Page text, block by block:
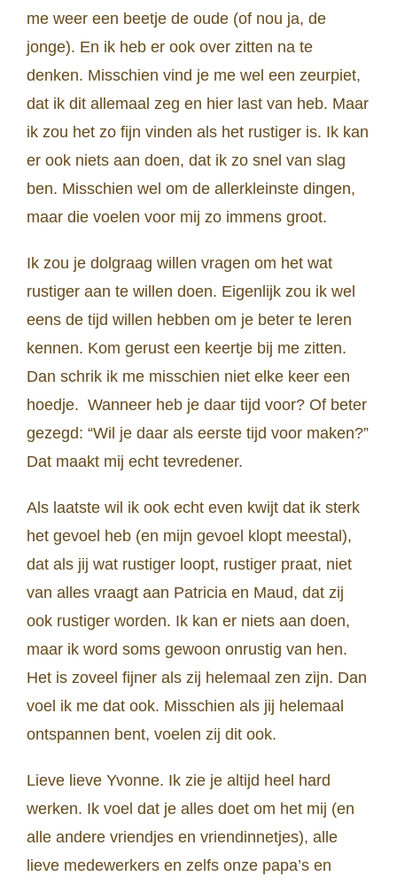
me weer een beetje de oude (of nou ja, de
jonge). En ik heb er ook over zitten na te
denken. Misschien vind je me wel een zeurpiet,
dat ik dit allemaal zeg en hier last van heb. Maar
ik zou het zo fijn vinden als het rustiger is. Ik kan
er ook niets aan doen, dat ik zo snel van slag
ben. Misschien wel om de allerkleinste dingen,
maar die voelen voor mij zo immens groot.
Ik zou je dolgraag willen vragen om het wat
rustiger aan te willen doen. Eigenlijk zou ik wel
eens de tijd willen hebben om je beter te leren
kennen. Kom gerust een keertje bij me zitten.
Dan schrik ik me misschien niet elke keer een
hoedje. Wanneer heb je daar tijd voor? Of beter
gezegd: “Wil je daar als eerste tijd voor maken?”
Dat maakt mij echt tevredener.
Als laatste wil ik ook echt even kwijt dat ik sterk
het gevoel heb (en mijn gevoel klopt meestal),
dat als jij wat rustiger loopt, rustiger praat, niet
van alles vraagt aan Patricia en Maud, dat zij
ook rustiger worden. Ik kan er niets aan doen,
maar ik word soms gewoon onrustig van hen.
Het is zoveel fijner als zij helemaal zen zijn. Dan
voel ik me dat ook. Misschien als jij helemaal
ontspannen bent, voelen zij dit ook.
Lieve lieve Yvonne. Ik zie je altijd heel hard
werken. Ik voel dat je alles doet om het mij (en
alle andere vriendjes en vriendinnetjes), alle
lieve medewerkers en zelfs onze papa’s en